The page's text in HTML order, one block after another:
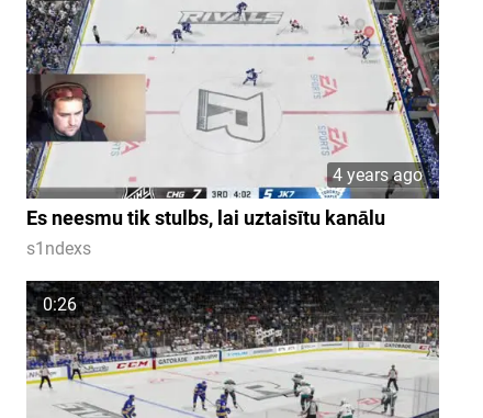
4 years ago
Es neesmu tik stulbs, lai uztaisītu kanālu
s1ndexs
0:26